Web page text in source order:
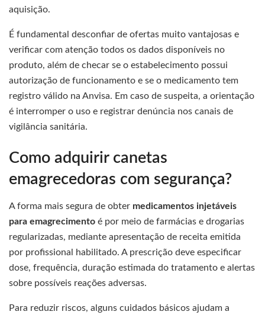
aquisição.
É fundamental desconfiar de ofertas muito vantajosas e
verificar com atenção todos os dados disponíveis no
produto, além de checar se o estabelecimento possui
autorização de funcionamento e se o medicamento tem
registro válido na Anvisa. Em caso de suspeita, a orientação
é interromper o uso e registrar denúncia nos canais de
vigilância sanitária.
Como adquirir canetas
emagrecedoras com segurança?
A forma mais segura de obter medicamentos injetáveis
para emagrecimento é por meio de farmácias e drogarias
regularizadas, mediante apresentação de receita emitida
por profissional habilitado. A prescrição deve especificar
dose, frequência, duração estimada do tratamento e alertas
sobre possíveis reações adversas.
Para reduzir riscos, alguns cuidados básicos ajudam a